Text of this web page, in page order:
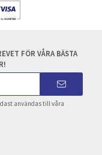
FÖR VÅRA BÄSTA
användas till våra